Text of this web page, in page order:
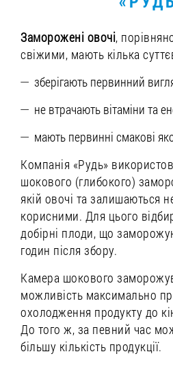
Заморожені овочі,
свіжими, мають кілька
зберігають первинний
не втрачають вітаміни та
мають первинні смакові
Компанія «Рудь»
шокового (глибокого)
якій овочі та залишаються
корисними. Для цього
добірні плоди, що
годин після збору.
Камера шокового
можливість максимально
охолодження продукту до
До того ж, за певний час
більшу кількість продукції.